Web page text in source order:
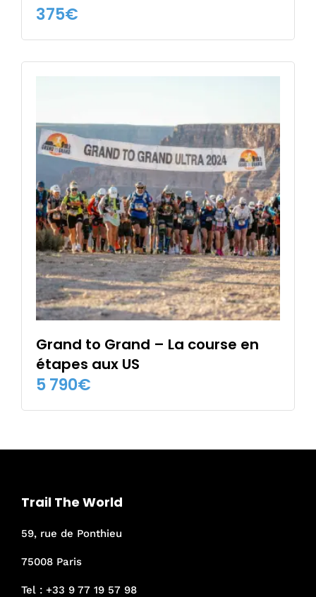
375€
Grand to Grand – La course en
étapes aux US
5 790€
Trail The World
59, rue de Ponthieu
75008 Paris
Tel : +33 9 77 19 57 98